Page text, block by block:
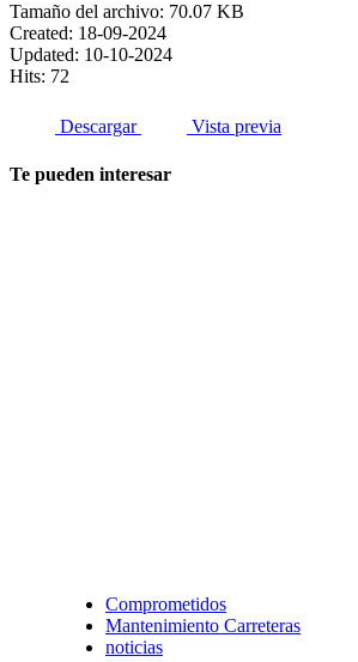
Tamaño del archivo: 70.07 KB
Created: 18-09-2024
Updated: 10-10-2024
Hits: 72
Descargar Vista previa
Te pueden interesar
Comprometidos
Mantenimiento Carreteras
noticias